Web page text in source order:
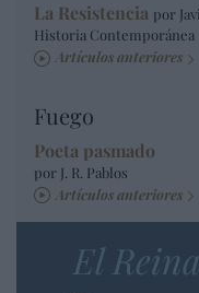
La Resistencia por
Historia Contemporánea
Artículos anteriores
Fuego
Poeta pasmado
por J. R. Pablos
Artículos anteriores
El